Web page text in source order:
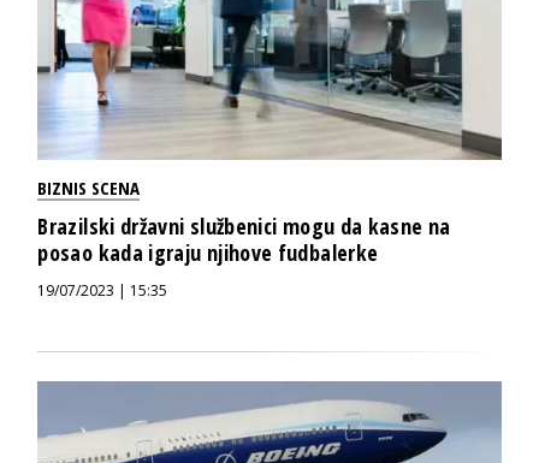
BIZNIS SCENA
Brazilski državni službenici mogu da kasne na
posao kada igraju njihove fudbalerke
19/07/2023 | 15:35